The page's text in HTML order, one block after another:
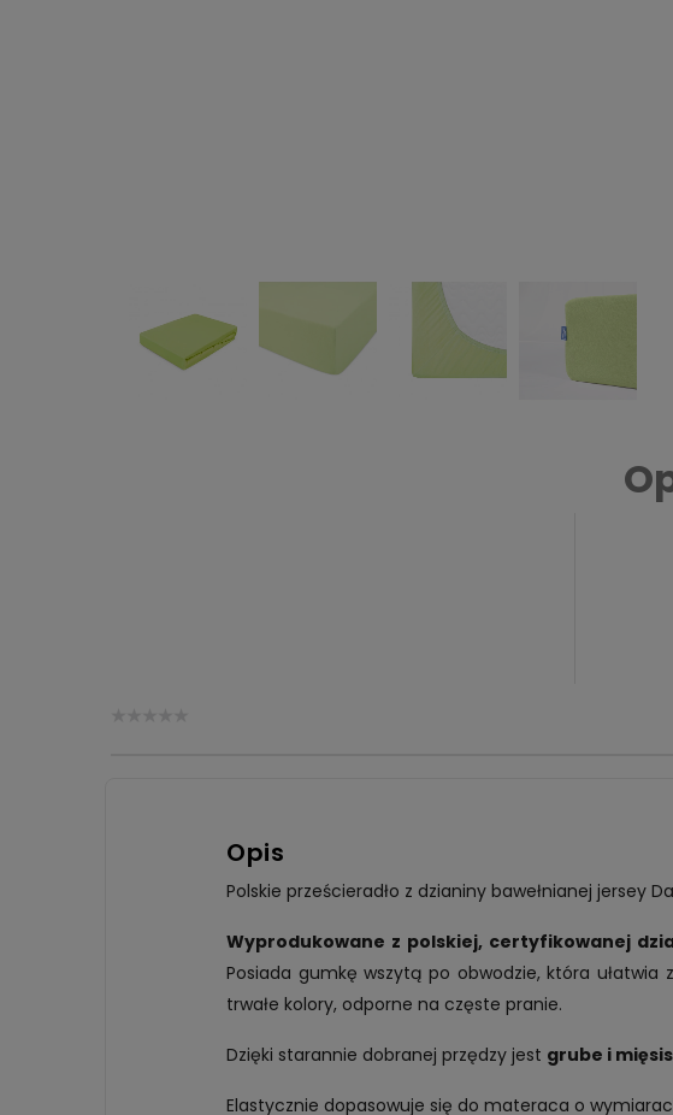
Opis
Polskie prześcieradło z dzianiny bawełnianej jersey
Wyprodukowane z polskiej, certyfikowanej
Posiada gumkę wszytą po obwodzie, która ułatwia
trwałe kolory, odporne na częste pranie.
Dzięki starannie dobranej przędzy jest grube i
Elastycznie dopasowuje się do materaca o